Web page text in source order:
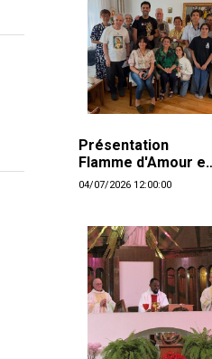
Présentation
Flamme d'Amour et
Bienheureuse Anne
04/07/2026 12:00:00